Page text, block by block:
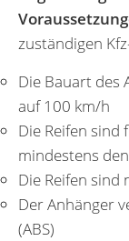
zuständigen
Die Bauart des
auf 100 km/h
Die Reifen
mindestens
Die Reifen sind
Der Anhänger
(ABS)